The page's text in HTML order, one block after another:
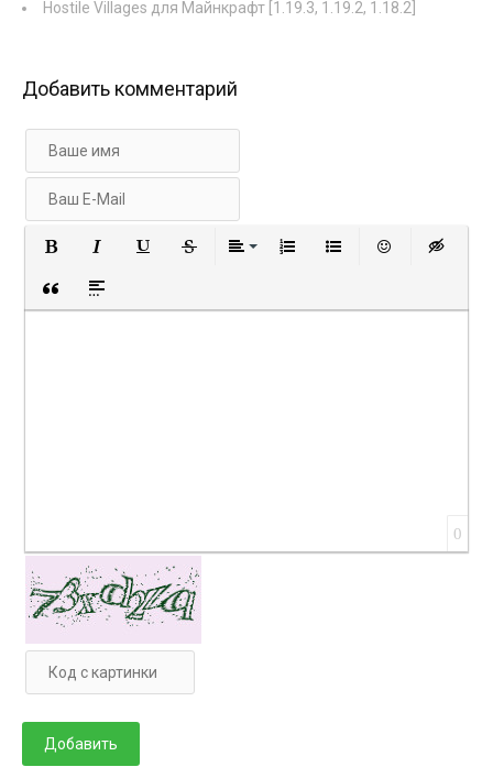
Hostile Villages для Майнкрафт [1.19.3, 1.19.2, 1.18.2]
Добавить комментарий
Вставка цитаты
Вставка спойлера
0